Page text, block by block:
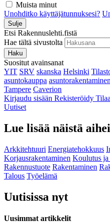
Muista minut
Unohditko käyttäjätunnuksesi?
Sulje
Etsi Rakennuslehti.fistä
Hae tältä sivustolta
Haku
Suositut avainsanat
YIT SRV skanska Helsinki
asuntokauppa asuntorakentaminen
Tampere Caverion
Kirjaudu sisään Rekisteröidy
Uutiset
Lue lisää näistä
Arkkitehtuuri Energiatehokkuus
Korjausrakentaminen Koulutus
Rakennustuote Rakentaminen
Talous Työelämä
Uutisissa nyt
Uusimmat artikkelit